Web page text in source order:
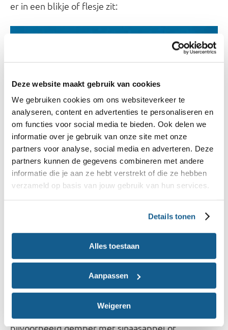
Deze website maakt gebruik van cookies
We gebruiken cookies om ons websiteverkeer te
analyseren, content en advertenties te personaliseren en
om functies voor social media te bieden. Ook delen we
informatie over je gebruik van onze site met onze
partners voor analyse, social media en adverteren. Deze
partners kunnen de gegevens combineren met andere
informatie die je aan ze hebt verstrekt of die ze hebben
verzameld op basis van jouw gebruik van hun services.
Details tonen
Alles toestaan
Aanpassen
Weigeren
er in een blikje of flesje zit:
Op basis van etiketinformatie november 2025.
1 klontje is 4 gram suiker.
de hoeveelheid suikerklontjesin
ijskoffies en gezoete zuiveldranken.
Water (met prik of een smaakje) en thee zonder
Schijf van Vijfen zijn de beste
keuzes voor je kind. Water kun je meer smaak
geven door fruit en kruiden toe te voegen,
bijvoorbeeld gember met sinaasappel of